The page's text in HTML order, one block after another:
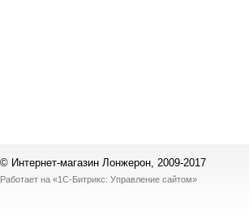
© Интернет-магазин Лонжерон, 2009-2017
Работает на «1С-Битрикс: Управление сайтом»